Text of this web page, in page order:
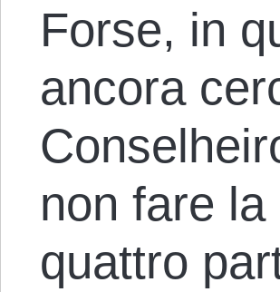
Forse, in
ancora
non fare
quattro